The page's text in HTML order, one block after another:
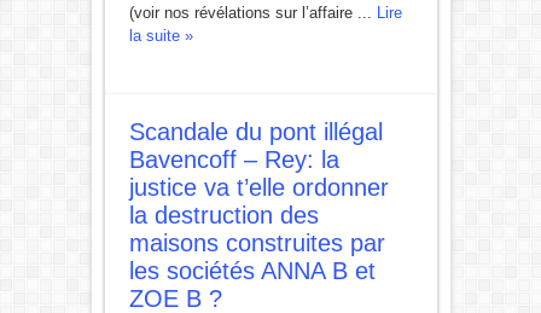
(voir nos révélations sur l’affaire ... Lire
la suite »
Scandale du pont illégal
Bavencoff – Rey: la
justice va t’elle ordonner
la destruction des
maisons construites par
les sociétés ANNA B et
ZOE B ?